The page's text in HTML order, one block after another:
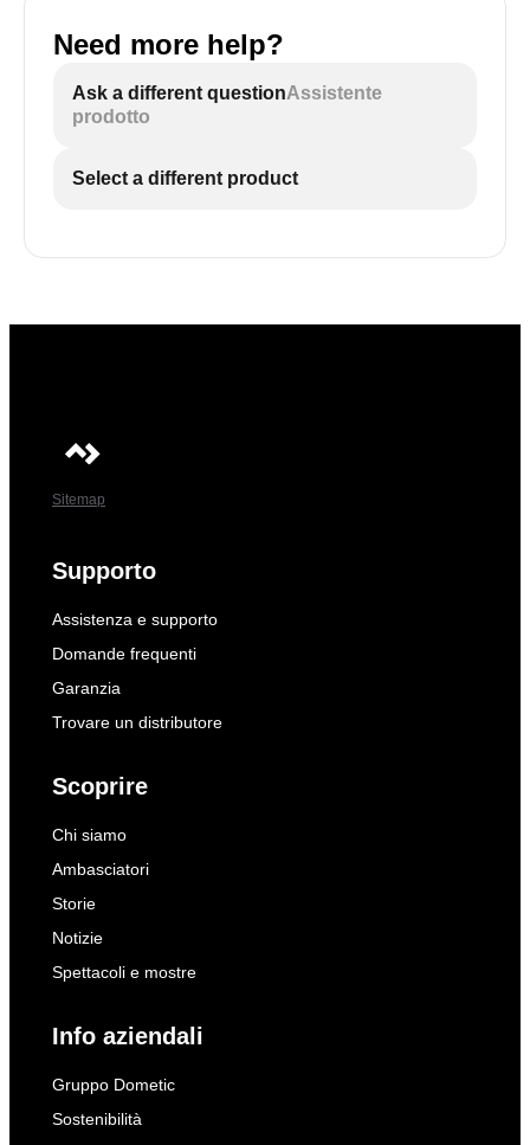
Need more help?
Ask a different questionAssistente
prodotto
Select a different product
Sitemap
Supporto
Assistenza e supporto
Domande frequenti
Garanzia
Trovare un distributore
Scoprire
Chi siamo
Ambasciatori
Storie
Notizie
Spettacoli e mostre
Info aziendali
Gruppo Dometic
Sostenibilità